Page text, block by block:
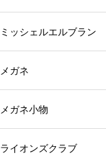
ミッシェルエルブラン
メガネ
メガネ小物
ライオンズクラブ